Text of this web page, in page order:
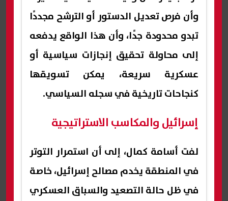
وأن فرص تعديل الدستور أو الترشح مجددًا
تبدو محدودة جدًا، وأن هذا الواقع يدفعه
إلى محاولة تحقيق إنجازات سياسية أو
عسكرية سريعة، يمكن تسويقها
كنجاحات تاريخية في سجله السياسي.
إسرائيل والمكاسب الاستراتيجية
لفت أسامة كمال، إلى أن استمرار التوتر
في المنطقة يخدم مصالح إسرائيل، خاصة
في ظل حالة التصعيد والسباق العسكري